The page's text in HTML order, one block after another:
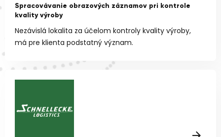
Spracovávanie obrazových záznamov pri kontrole
kvality výroby
Nezávislá lokalita za účelom kontroly kvality výroby,
má pre klienta podstatný význam.